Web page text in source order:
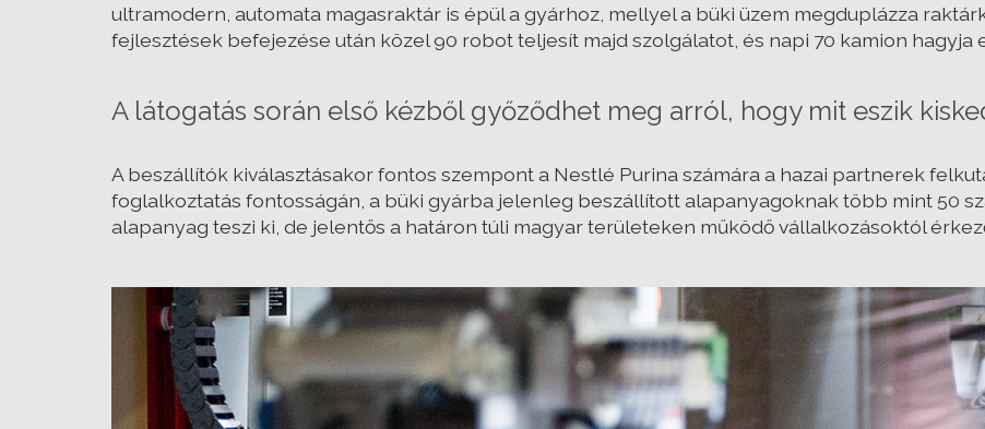
ultramodern, automata magasraktár is épül a gyárhoz, mellyel a büki üzem megduplázza
fejlesztések befejezése után közel 90 robot teljesít majd szolgálatot, és napi 70 kamion hagyja
A látogatás során első kézből győződhet meg arról, hogy mit eszik
A beszállítók kiválasztásakor fontos szempont a Nestlé Purina számára a hazai partnerek
foglalkoztatás fontosságán, a büki gyárba jelenleg beszállított alapanyagoknak több mint 50
alapanyag teszi ki, de jelentős a határon túli magyar területeken működő vállalkozásoktól